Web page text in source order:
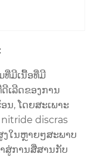
ທີ່ມີເນື້ອທີ່ມີ
ເລີດຂອງການ
ນ, ໂດຍສະເພາະ
discras
ໃນຫຼາຍໆສະພາບ
ສູ່ການສື່ສານກັບ